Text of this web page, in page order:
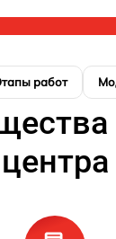
работ
центра